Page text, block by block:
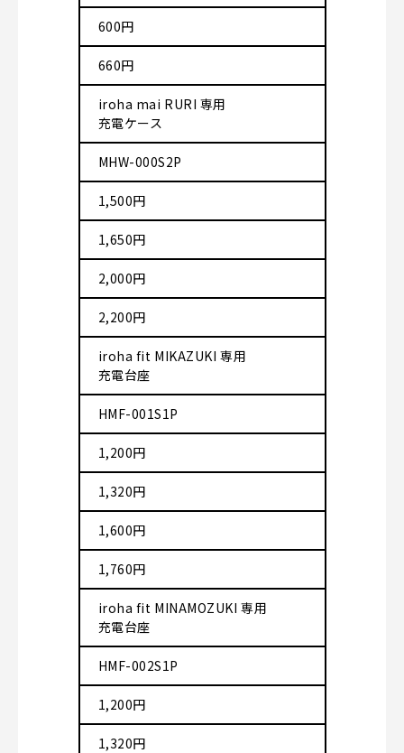
600円
660円
iroha mai RURI 専用
充電ケース
MHW-000S2P
1,500円
1,650円
2,000円
2,200円
iroha fit MIKAZUKI 専用
充電台座
HMF-001S1P
1,200円
1,320円
1,600円
1,760円
iroha fit MINAMOZUKI 専用
充電台座
HMF-002S1P
1,200円
1,320円